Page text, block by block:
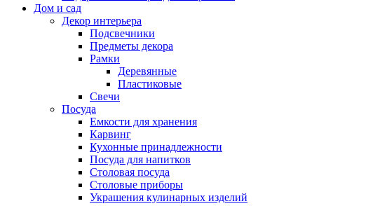
Дом и сад
Декор интерьера
Подсвечники
Предметы декора
Рамки
Деревянные
Пластиковые
Свечи
Посуда
Емкости для хранения
Карвинг
Кухонные принадлежности
Посуда для напитков
Столовая посуда
Столовые приборы
Украшения кулинарных изделий